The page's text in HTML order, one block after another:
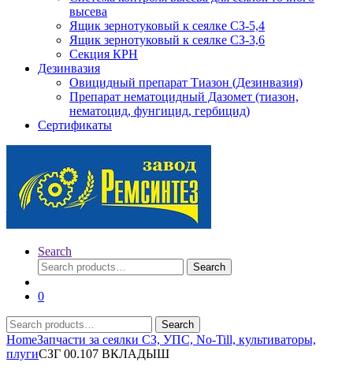
высева
Ящик зернотуковый к сеялке СЗ-5,4
Ящик зернотуковый к сеялке СЗ-3,6
Секция КРН
Дезинвазия
Овицидный препарат Тиазон (Дезинвазия)
Препарат нематоцидный Дазомет (тиазон,
нематоцид, фунгицид, гербицид)
Сертификаты
Search
Search
for:
Search
0
Search
for:
Search
HomeЗапчасти за сеялки СЗ, УПС, No-Till, культиваторы,
плугиСЗГ 00.107 ВКЛАДЫШ